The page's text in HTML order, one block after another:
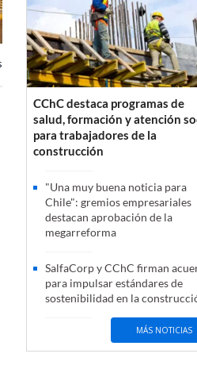
CChC destaca programas de
salud, formación y atención
para trabajadores de la
construcción
"Una muy buena noticia para
Chile": gremios empresariales
destacan aprobación de la
megarreforma
SalfaCorp y CChC firman
para impulsar estándares de
sostenibilidad en la
MÁS NOTICIAS